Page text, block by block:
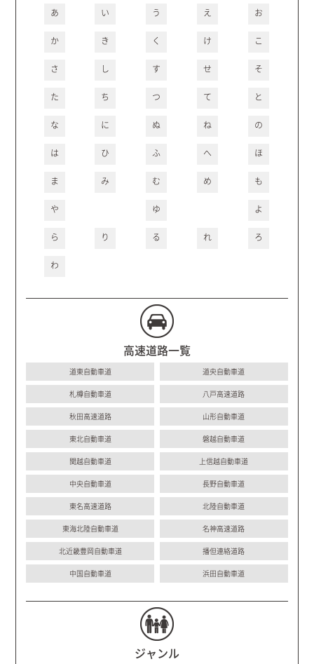
あ い う え お
か き く け こ
さ し す せ そ
た ち つ て と
な に ぬ ね の
は ひ ふ へ ほ
ま み む め も
や ゆ よ
ら り る れ ろ
わ
高速道路一覧
道東自動車道 道央自動車道
札樽自動車道 八戸高速道路
秋田高速道路 山形自動車道
東北自動車道 磐越自動車道
関越自動車道 上信越自動車道
中央自動車道 長野自動車道
東名高速道路 北陸自動車道
東海北陸自動車道 名神高速道路
北近畿豊岡自動車道 播但連絡道路
中国自動車道 浜田自動車道
ジャンル